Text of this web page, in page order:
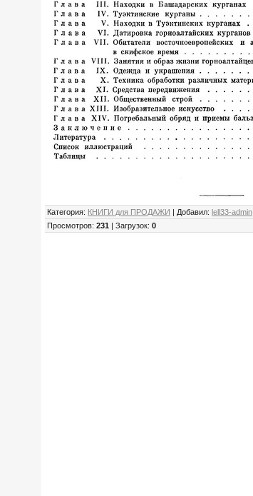
Категория: КНИГИ для ПРОДАЖИ | Добавил: lell33-admin
Просмотров: 231 | Загрузок: 0